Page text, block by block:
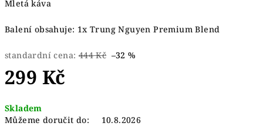
Mletá káva
Balení obsahuje: 1xTrung Nguyen Premium Blend
standardní cena: 444 Kč –32 %
299 Kč
Skladem
Můžeme doručit do:
10.8.2026